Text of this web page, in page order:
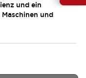
und ein
und